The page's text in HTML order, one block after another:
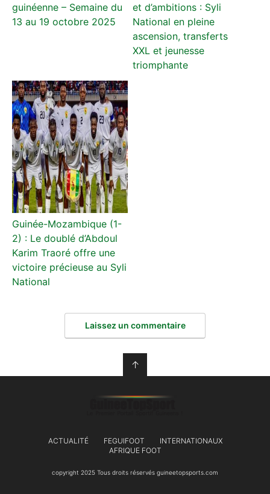
guinéenne – Semaine du
13 au 19 octobre 2025
et d’ambitions : Syli
National en pleine
ascension, transferts
XXL et jeunesse
triomphante
Guinée-Mozambique (1-
2) : Le doublé d’Abdoul
Karim Traoré offre une
victoire précieuse au Syli
National
Laissez un commentaire
↑
ACTUALITÉ FEGUIFOOT
INTERNATIONAUX
AFRIQUE FOOT
copyright 2025 Tous droits réservés guineetopsports.com